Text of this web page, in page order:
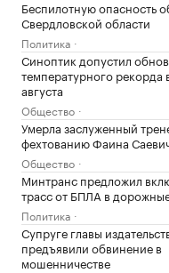
Беспилотную опасность
Свердловской области
Политика
Синоптик допустил
температурного рекорда
августа
Общество
Умерла заслуженный
фехтованию Фаина
Общество
Минтранс предложил
трасс от БПЛА в
Политика
Супруге главы
предъявили обвинение в
мошенничестве